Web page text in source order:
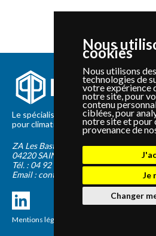
Nous
cookies
Nous utilisons
technologies de
votre expérience
notre site, pour
contenu
ciblées, pour
notre site et pour
provenance de
Je
Changer
Le spécialiste depuis 2012 de la vente
pour climatisation et Pompe à Chaleur
ZA Les Bastides Blanches
04220 SAINTE-TULLE
Tél. : 04 92 75 89 55
Email : contact@panapieces.com
Mentions légales